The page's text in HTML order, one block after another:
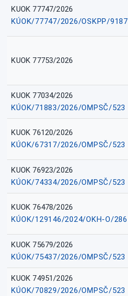
KUOK 77747/2026
KÚOK/77747/2026/OSKPP/9187
KUOK 77753/2026
KUOK 77034/2026
KÚOK/71883/2026/OMPSČ/523
KUOK 76120/2026
KÚOK/67317/2026/OMPSČ/523
KUOK 76923/2026
KÚOK/74334/2026/OMPSČ/523
KUOK 76478/2026
KÚOK/129146/2024/OKH-O/286
KUOK 75679/2026
KÚOK/75437/2026/OMPSČ/523
KUOK 74951/2026
KÚOK/70829/2026/OMPSČ/523